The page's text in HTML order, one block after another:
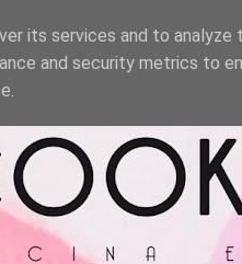
its services and to analyze
and security metrics to